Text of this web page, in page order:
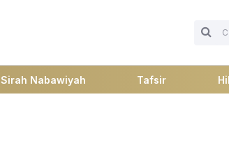
Sirah Nabawiyah Tafsir